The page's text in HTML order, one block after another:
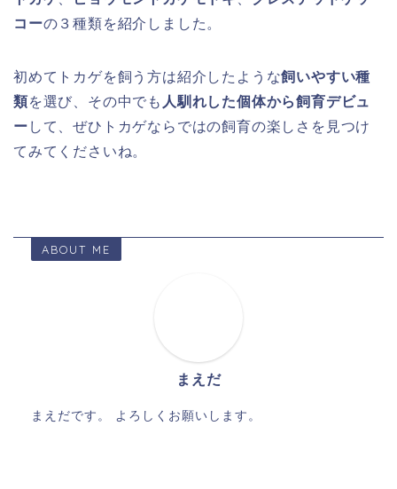
コーの３種類を紹介しました。
初めてトカゲを飼う方は紹介したような飼いやすい種
類を選び、その中でも 人馴れした個体から飼育デビュ
ー して、ぜひトカゲならではの飼育の楽しさを見つけ
てみてくださいね。
ABOUT ME
まえだ
まえだです。 よろしくお願いします。